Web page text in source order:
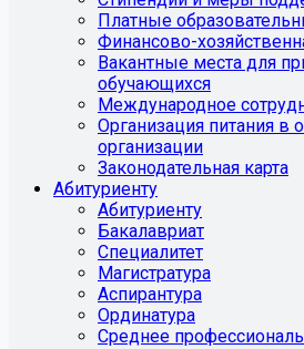
Платные
Финансово-
Вакантные места для
обучающихся
Международное
Организация питания в
организации
Законодательная карта
Абитуриенту
Абитуриенту
Бакалавриат
Специалитет
Магистратура
Аспирантура
Ординатура
Среднее